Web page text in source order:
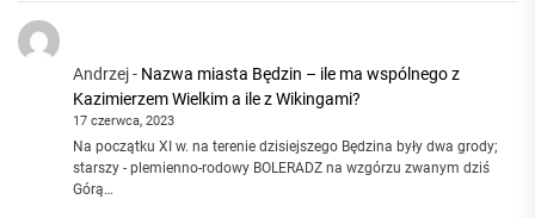
Andrzej- Nazwa miasta Będzin – ile ma wspólnego z
Kazimierzem Wielkim a ile z Wikingami?
17 czerwca, 2023
Na początku XI w. na terenie dzisiejszego Będzina były dwa grody;
starszy - plemienno-rodowy BOLERADZ na wzgórzu zwanym dziś
Górą…